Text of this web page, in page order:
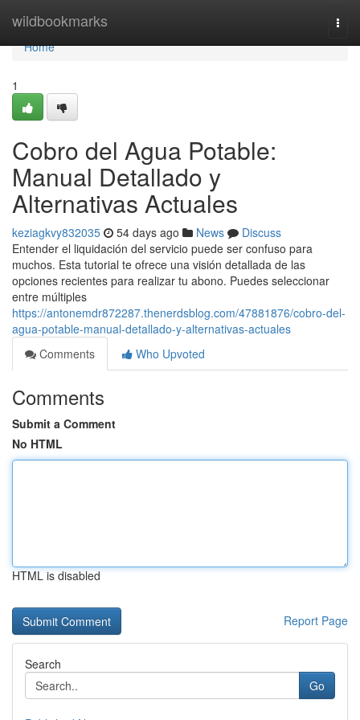
wildbookmarks
Home
Home
1
Cobro del Agua Potable:
Manual Detallado y
Alternativas Actuales
keziagkvy832035 54 days ago News
Discuss
Entender el liquidación del servicio puede ser confuso para
muchos. Esta tutorial te ofrece una visión detallada de las
opciones recientes para realizar tu abono. Puedes seleccionar
entre múltiples
https://antonemdr872287.thenerdsblog.com/47881876/cobro-del-
agua-potable-manual-detallado-y-alternativas-actuales
Comments
Who Upvoted
Comments
Submit a Comment
No HTML
HTML is disabled
Report Page
Search
Go